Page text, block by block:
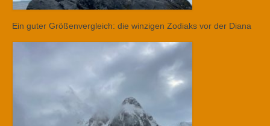
Ein guter Größenvergleich: die winzigen Zodiaks vor der Diana